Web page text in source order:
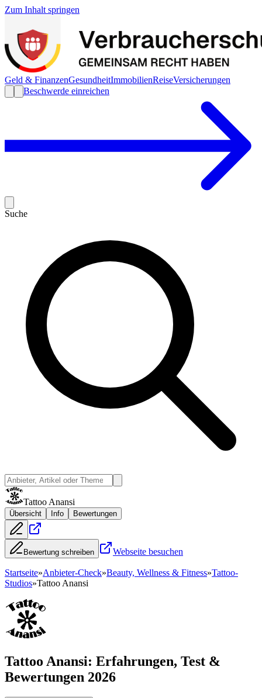
Zum Inhalt springen
Geld & FinanzenGesundheitImmobilienReiseVersicherungen
Beschwerde einreichen
Suche
Tattoo Anansi
Übersicht Info Bewertungen
Bewertung schreiben Webseite besuchen
Startseite»Anbieter-Check»Beauty, Wellness & Fitness»Tattoo-
Studios»Tattoo Anansi
Tattoo Anansi: Erfahrungen, Test &
Bewertungen 2026